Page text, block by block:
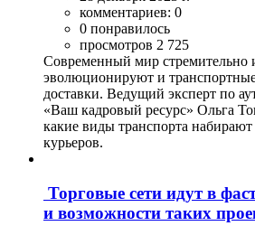
комментариев: 0
0 понравилось
просмотров 2 725
Современный мир стремительно
эволюционируют и
доставки. Ведущий эксперт по
«Ваш кадровый ресурс» Ольга
какие виды транспорта набирают
курьеров.
Торговые сети идут в
и возможности таких